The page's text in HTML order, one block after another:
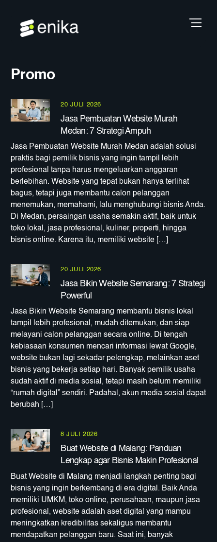
content
Promo
20 JULI 2026
Jasa Pembuatan Website Murah
Medan: 7 Strategi Ampuh
Jasa Pembuatan Website Murah Medan adalah solusi
praktis bagi pemilik bisnis yang ingin tampil lebih
profesional tanpa harus mengeluarkan anggaran
berlebihan. Website yang tepat bukan hanya terlihat
bagus, tetapi juga membantu calon pelanggan
menemukan, memahami, lalu menghubungi bisnis Anda.
Di Medan, persaingan usaha semakin aktif, baik untuk
toko lokal, jasa profesional, kuliner, properti, hingga
bisnis online. Karena itu, memiliki website […]
20 JULI 2026
Jasa Bikin Website Semarang: 7 Strategi
Powerful
Jasa Bikin Website Semarang membantu bisnis lokal
tampil lebih profesional, mudah ditemukan, dan siap
melayani calon pelanggan secara online. Di tengah
kebiasaan konsumen mencari informasi lewat Google,
website bukan lagi sekadar pelengkap, melainkan aset
bisnis yang bekerja setiap hari. Banyak pemilik usaha
sudah aktif di media sosial, tetapi masih belum memiliki
“rumah digital” sendiri. Padahal, akun media sosial dapat
berubah […]
8 JULI 2026
Buat Website di Malang: Panduan
Lengkap agar Bisnis Makin Profesional
Buat Website di Malang menjadi langkah penting bagi
bisnis yang ingin berkembang di era digital. Baik Anda
memiliki UMKM, toko online, perusahaan, maupun jasa
profesional, website adalah aset digital yang mampu
meningkatkan kredibilitas sekaligus membantu
mendapatkan pelanggan baru. Saat ini, banyak